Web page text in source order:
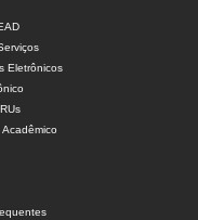
Eletrônicos